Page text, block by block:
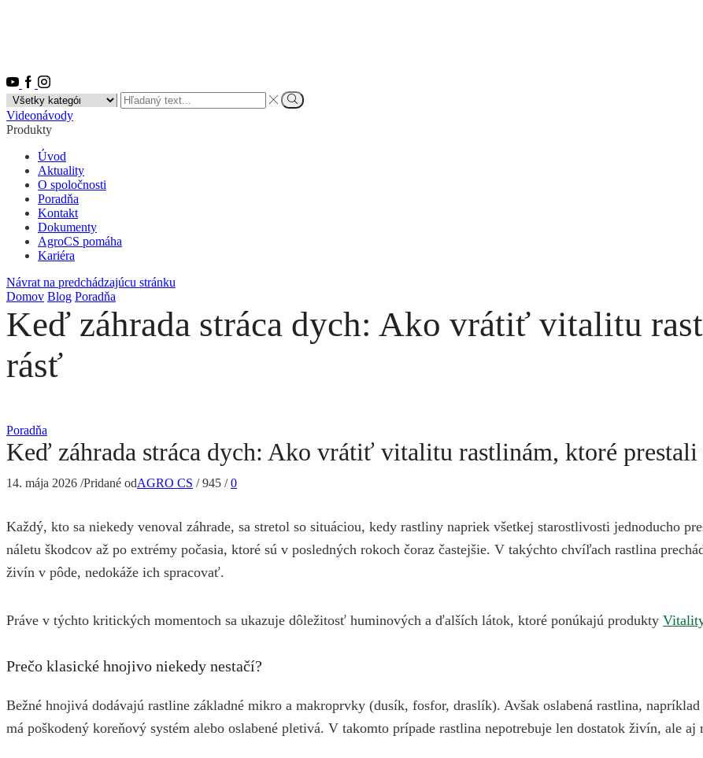
Youtube
Facebook
Instagram
Search
input
Vyhľadať
Videonávody
Produkty
Úvod
Aktuality
O spoločnosti
Poradňa
Kontakt
Dokumenty
AgroCS pomáha
Kariéra
Návrat na predchádzajúcu stránku
Domov Blog Poradňa
Keď záhrada stráca dych: Ako vrátiť vitalitu
rásť
Poradňa
Keď záhrada stráca dych: Ako vrátiť vitalitu rastlinám, ktoré
14. mája 2026 /Pridané odAGRO CS / 945 / 0
Každý, kto sa niekedy venoval záhrade, sa stretol so situáciou, kedy rastliny napriek všetkej starostlivosti jednoducho
náletu škodcov až po extrémy počasia, ktoré sú v posledných rokoch čoraz častejšie. V takýchto chvíľach rastlina
živín v pôde, nedokáže ich spracovať.
Práve v týchto kritických momentoch sa ukazuje dôležitosť huminových a ďalších látok, ktoré ponúkajú produkty
Prečo klasické hnojivo niekedy nestačí?
Bežné hnojivá dodávajú rastline základné mikro a makroprvky (dusík, fosfor, draslík). Avšak oslabená rastlina,
má poškodený koreňový systém alebo oslabené pletivá. V takomto prípade rastlina nepotrebuje len dostatok živín, ale aj